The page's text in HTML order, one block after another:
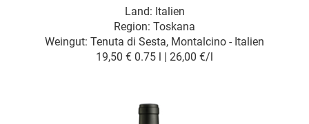
Land: Italien
Region: Toskana
Weingut:Tenuta di Sesta, Montalcino - Italien
19,50 € 0.75 l | 26,00 €/l